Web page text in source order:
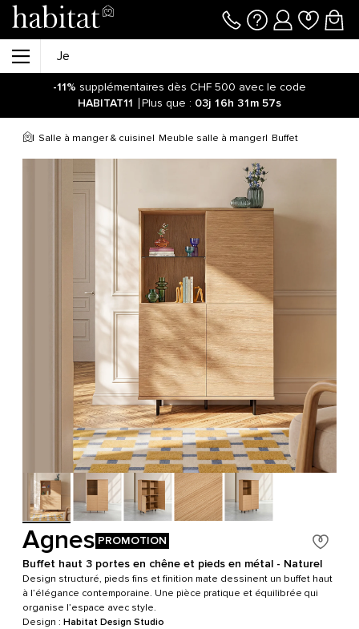
-11% supplémentaires dès CHF 500 avec le code
HABITAT11
Plus que : 03j 16h 31m 57s
Salle à manger & cuisine Meuble salle à manger Buffet
Agnes PROMOTION
Buffet haut 3 portes en chêne et pieds en métal - Naturel
Design structuré, pieds fins et finition mate dessinent un buffet haut
à l’élégance contemporaine. Une pièce pratique et équilibrée qui
organise l’espace avec style.
Design : Habitat Design Studio